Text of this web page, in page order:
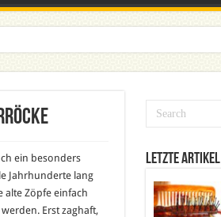
ein besonders
Jahrhunderte lang
alte Zöpfe einfach
Erst zaghaft,
Letzte Artikel